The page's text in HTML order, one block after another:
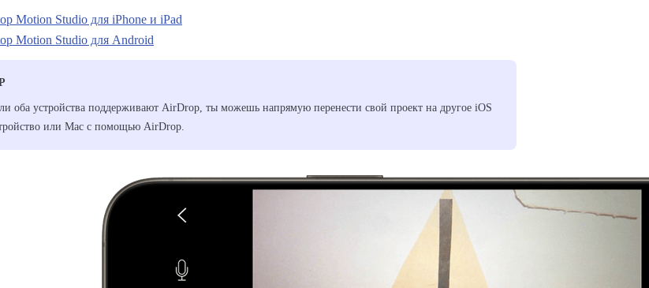
Motion Studio для iPhone и iPad
Motion Studio для Android
оба устройства поддерживают AirDrop, ты можешь напрямую перенести свой проект на другое iOS
или Mac с помощью AirDrop.